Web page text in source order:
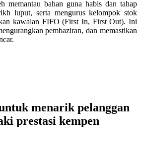
memantau bahan guna habis dan tahap
luput, serta mengurus kelompok stok
kawalan FIFO (First In, First Out). Ini
pembaziran, dan memastikan
menarik pelanggan
prestasi kempen